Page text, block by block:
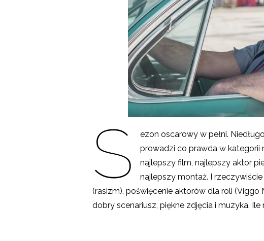
S ezon oscarowy w pełni.
prowadzi co prawda w kategorii
najlepszy film, najlepszy aktor
najlepszy montaż. I
(rasizm), poświęcenie aktorów dla roli (Viggo
dobry scenariusz, piękne zdjęcia i muzyka.